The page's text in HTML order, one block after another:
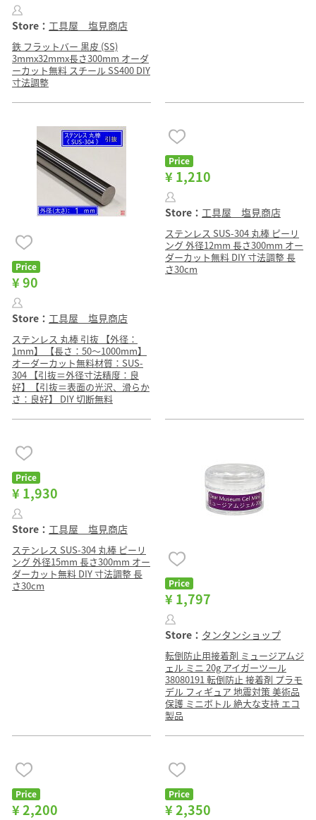
Store： 工具屋 塩見商店
鉄 フラットバー 黒皮 (SS)
3mmx32mmx長さ300mm オーダ
ーカット無料 スチール SS400 DIY
寸法調整
Price
¥ 90
Store： 工具屋 塩見商店
ステンレス 丸棒 引抜 【外径：
1mm】 【長さ：50〜1000mm】
オーダーカット無料材質：SUS-
304 【引抜＝外径寸法精度：良
好】【引抜＝表面の光沢、滑らか
さ：良好】 DIY 切断無料
Price
¥ 1,210
Store： 工具屋 塩見商店
ステンレス SUS-304 丸棒 ピーリ
ング 外径12mm 長さ300mm オー
ダーカット無料 DIY 寸法調整 長
さ30cm
Price
¥ 1,930
Store： 工具屋 塩見商店
ステンレス SUS-304 丸棒 ピーリ
ング 外径15mm 長さ300mm オー
ダーカット無料 DIY 寸法調整 長
さ30cm
Price
¥ 1,797
Store： タンタンショップ
転倒防止用接着剤 ミュージアムジ
ェル ミニ 20g アイガーツール
38080191 転倒防止 接着剤 プラモ
デル フィギュア 地震対策 美術品
保護 ミニボトル 絶大な支持 エコ
製品
Price
¥ 2,200
Price
¥ 2,350